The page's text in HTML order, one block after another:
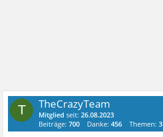
T TheCrazyTeam
Mitglied seit:26.08.2023
Beiträge:700 Danke:456 Themen:3